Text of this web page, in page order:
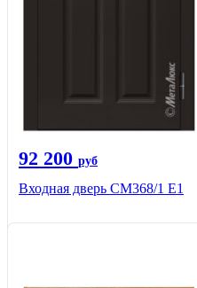
92 200 руб
Входная дверь СМ368/1 Е1